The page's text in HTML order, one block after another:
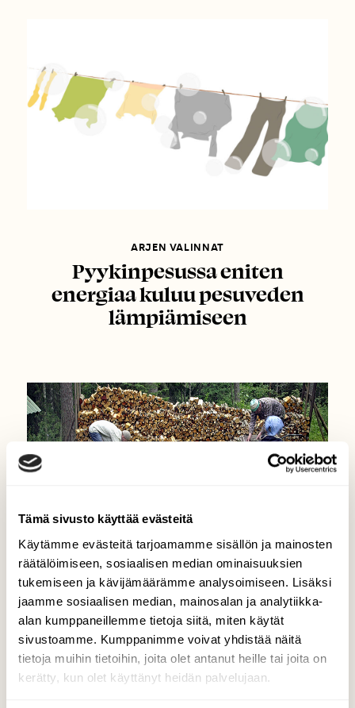
Tämä sivusto käyttää evästeitä
Käytämme evästeitä tarjoamamme sisällön ja mainosten
räätälöimiseen, sosiaalisen median ominaisuuksien
tukemiseen ja kävijämäärämme analysoimiseen. Lisäksi
jaamme sosiaalisen median, mainosalan ja analytiikka-
alan kumppaneillemme tietoja siitä, miten käytät
sivustoamme. Kumppanimme voivat yhdistää näitä
tietoja muihin tietoihin, joita olet antanut heille tai joita on
kerätty, kun olet käyttänyt heidän palvelujaan.
ARJEN VALINNAT
Pyykinpesussa eniten
energiaa kuluu pesuveden
lämpiämiseen
ARJEN VALINNAT
Ekologiset mökkivinkit osa 2:
Käytä polttopuuta